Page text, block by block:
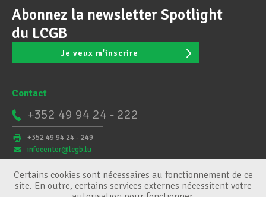
Abonnez la newsletter Spotlight
du LCGB
Je veux m'inscrire
Contact
+352 49 94 24 - 222
+352 49 94 24 - 249
infocenter@lcgb.lu
Certains cookies sont nécessaires au fonctionnement de ce
site. En outre, certains services externes nécessitent votre